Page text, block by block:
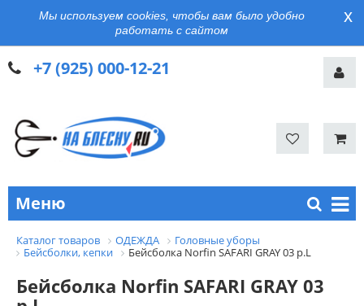
Мы используем cookies, чтобы вам было удобно
работать с сайтом
x
+7 (925) 000-12-21
Меню
Каталог товаров ОДЕЖДА
Головные уборы
Бейсболки, кепки
Бейсболка Norfin SAFARI GRAY 03 р.L
Бейсболка Norfin SAFARI GRAY 03